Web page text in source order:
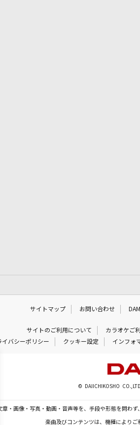
サイトマップ お問い合わせ DAM
サイトのご利用について カラオケご
イバシーポリシー クッキー設定 インフォ
© DAIICHIKOSHO
章・画像・写真・動画・音声等を、手段や形態を問わ
楽曲及びコンテンツは、機種によりご